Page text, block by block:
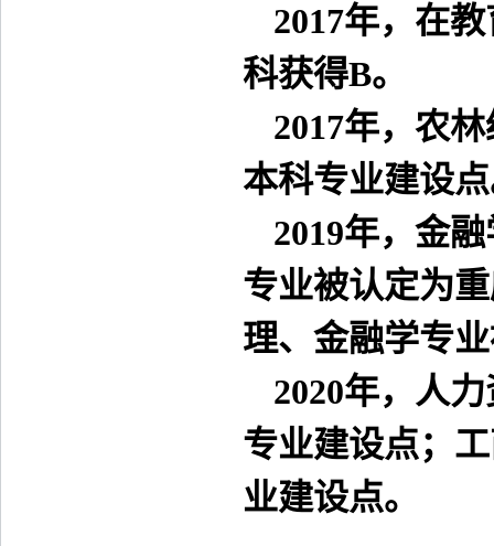
2017年，在
科获得B。
2017年，农
本科专业建设
2019年，金
专业被认定为
理、金融学专
2020年，人
专业建设点；
业建设点。